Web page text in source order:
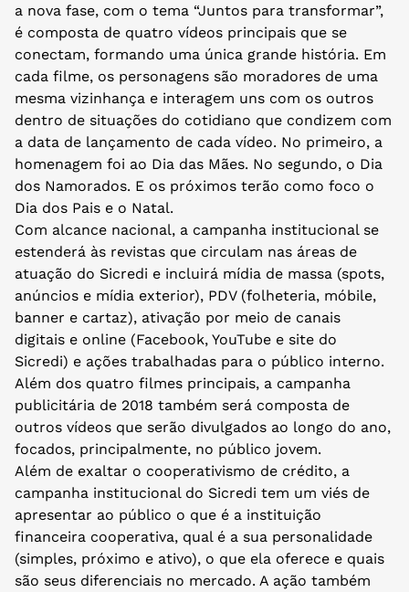
a nova fase, com o tema “Juntos para transformar”,
é composta de quatro vídeos principais que se
conectam, formando uma única grande história. Em
cada filme, os personagens são moradores de uma
mesma vizinhança e interagem uns com os outros
dentro de situações do cotidiano que condizem com
a data de lançamento de cada vídeo. No primeiro, a
homenagem foi ao Dia das Mães. No segundo, o Dia
dos Namorados. E os próximos terão como foco o
Dia dos Pais e o Natal.
Com alcance nacional, a campanha institucional se
estenderá às revistas que circulam nas áreas de
atuação do Sicredi e incluirá mídia de massa (spots,
anúncios e mídia exterior), PDV (folheteria, móbile,
banner e cartaz), ativação por meio de canais
digitais e online (Facebook, YouTube e site do
Sicredi) e ações trabalhadas para o público interno.
Além dos quatro filmes principais, a campanha
publicitária de 2018 também será composta de
outros vídeos que serão divulgados ao longo do ano,
focados, principalmente, no público jovem.
Além de exaltar o cooperativismo de crédito, a
campanha institucional do Sicredi tem um viés de
apresentar ao público o que é a instituição
financeira cooperativa, qual é a sua personalidade
(simples, próximo e ativo), o que ela oferece e quais
são seus diferenciais no mercado. A ação também